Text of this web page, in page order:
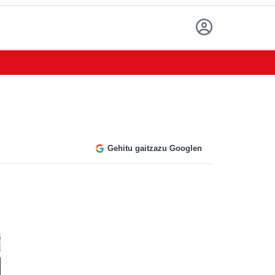
Gehitu gaitzazu Googlen